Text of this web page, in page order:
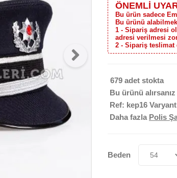
ÖNEMLİ
Bu ürün sadece
Bu ürünü
1 - Sipariş adresi
adresi verilmesi
2 - Sipariş teslimat
679 adet stokta
Bu ürünü alırsanız
Ref: kep16
Daha fazla Polis
Beden